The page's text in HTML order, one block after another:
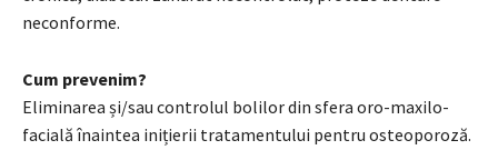
neconforme.
Cum prevenim?
Eliminarea și/sau controlul bolilor din sfera oro-maxilo-
facială înaintea inițierii tratamentului pentru osteoporoză.